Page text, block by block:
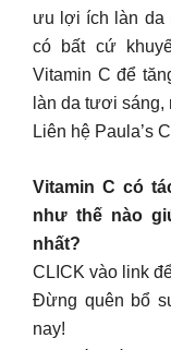
ưu lợi ích làn da
có bất cứ
Vitamin C để
làn da tươi
Liên hệ Paula’s
Vitamin C có
như thế nào
nhất?
CLICK vào link
Đừng quên bổ
nay!